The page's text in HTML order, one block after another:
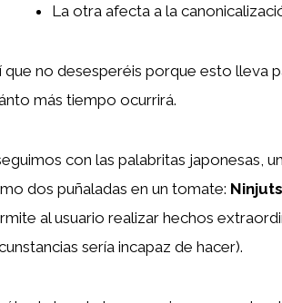
La otra afecta a la
que no desesperéis porque esto lleva
más tiempo ocurrirá.
con las palabritas japonesas,
dos puñaladas en un tomate:
al usuario realizar hechos
sería incapaz de hacer).